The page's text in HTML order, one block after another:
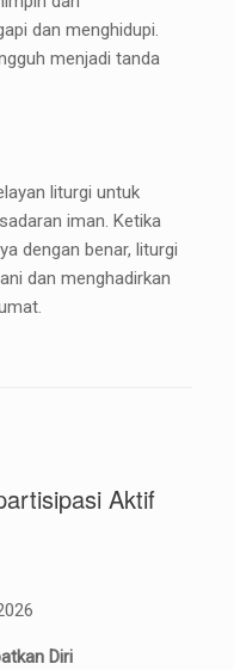
dan menghidupi.
menjadi tanda
liturgi untuk
iman. Ketika
dengan benar, liturgi
dan menghadirkan
Aktif
Diri